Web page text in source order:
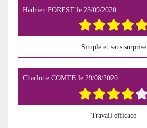
Hadrien FOREST le 23/09/2020
Simple et sans surprise
Charlotte COMTE le 29/08/2020
Travail efficace